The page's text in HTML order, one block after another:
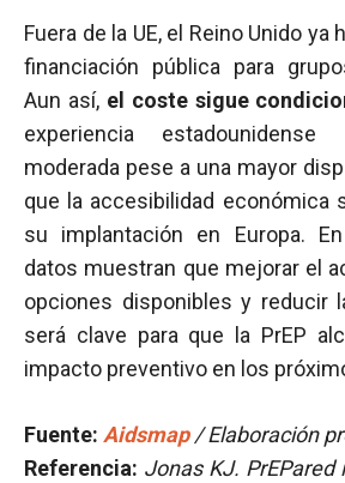
Fuera de la UE, el Reino Unido ya
financiación pública para
Aun así, el coste sigue
experiencia
moderada pese a una mayor
que la accesibilidad económica
su implantación en Europa.
datos muestran que mejorar el
opciones disponibles y reducir
será clave para que la PrEP
impacto preventivo en los
Fuente: Aidsmap/ Elaboración
Referencia: Jonas KJ.